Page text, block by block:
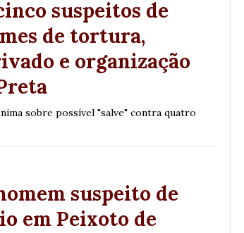
suspeitos de
de tortura,
e organização
sobre possível "salve" contra quatro
suspeito de
em Peixoto de